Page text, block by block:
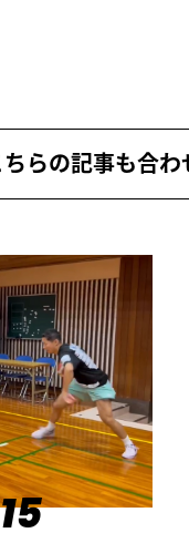
ちらの記事も合